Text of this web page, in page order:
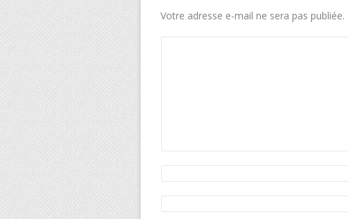
Votre adresse e-mail ne sera pas publiée.